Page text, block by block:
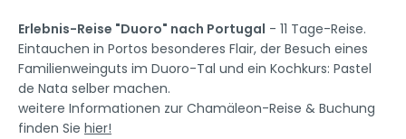
Erlebnis-Reise "Duoro" nach Portugal - 11 Tage-Reise.
Eintauchen in Portos besonderes Flair, der Besuch eines
Familienweinguts im Duoro-Tal und ein Kochkurs: Pastel
de Nata selber machen.
weitere Informationen zur Chamäleon-Reise & Buchung
finden Sie hier!